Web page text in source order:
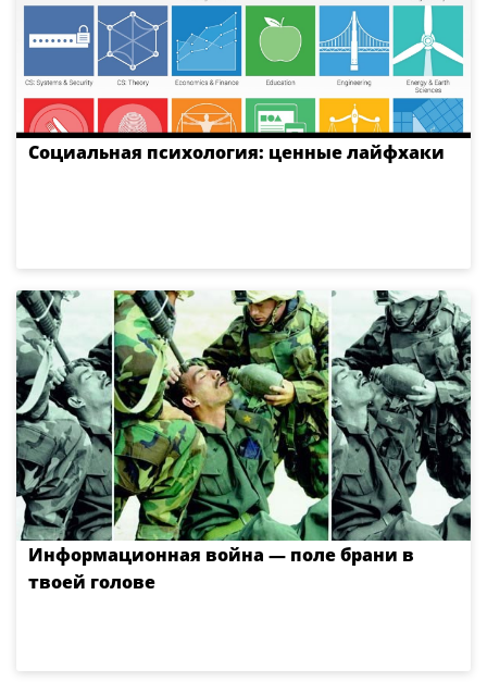
Социальная психология: ценные лайфхаки
Информационная война — поле брани в
твоей голове